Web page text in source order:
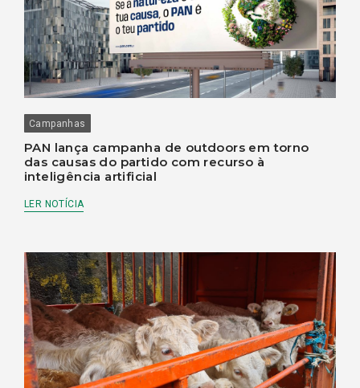
Campanhas
PAN lança campanha de outdoors em torno
das causas do partido com recurso à
inteligência artificial
LER NOTÍCIA